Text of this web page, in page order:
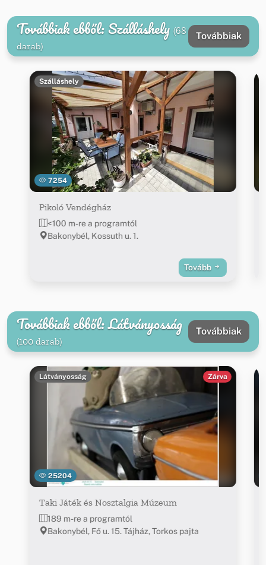
Továbbiak ebből: Szálláshely (68
darab)
Továbbiak
7254
Szálláshely
Pikoló Vendégház
<100 m-re a programtól
Bakonybél, Kossuth u. 1.
Tovább
Továbbiak ebből: Látványosság
(100 darab)
Továbbiak
25204
Látványosság Zárva
Taki Játék és Nosztalgia Múzeum
189 m-re a programtól
Bakonybél, Fő u. 15. Tájház, Torkos pajta